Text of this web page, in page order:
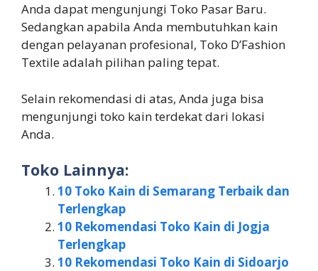
Anda dapat mengunjungi Toko Pasar Baru.
Sedangkan apabila Anda membutuhkan kain
dengan pelayanan profesional, Toko D’Fashion
Textile adalah pilihan paling tepat.
Selain rekomendasi di atas, Anda juga bisa
mengunjungi toko kain terdekat dari lokasi
Anda.
Toko Lainnya:
10 Toko Kain di Semarang Terbaik dan
Terlengkap
10 Rekomendasi Toko Kain di Jogja
Terlengkap
10 Rekomendasi Toko Kain di Sidoarjo